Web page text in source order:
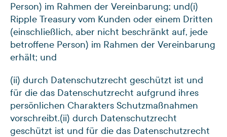
Person) im Rahmen der Vereinbarung; und(i)
Ripple Treasury vom Kunden oder einem Dritten
(einschließlich, aber nicht beschränkt auf, jede
betroffene Person) im Rahmen der Vereinbarung
erhält; und
(ii) durch Datenschutzrecht geschützt ist und
für die das Datenschutzrecht aufgrund ihres
persönlichen Charakters Schutzmaßnahmen
vorschreibt.(ii) durch Datenschutzrecht
geschützt ist und für die das Datenschutzrecht